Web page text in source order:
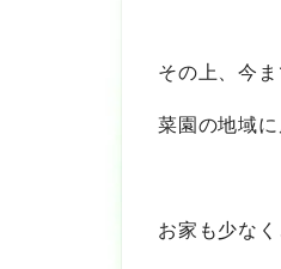
その上、今
菜園の地域に
お家も少な